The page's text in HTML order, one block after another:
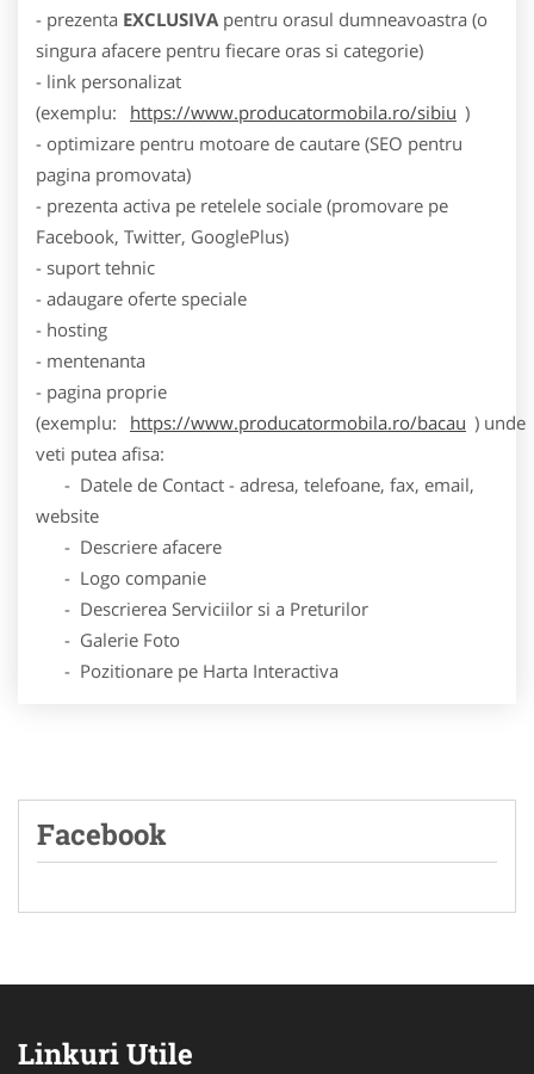
- prezenta EXCLUSIVA pentru orasul dumneavoastra (o
singura afacere pentru fiecare oras si categorie)
- link personalizat
(exemplu:
https://www.producatormobila.ro/sibiu )
- optimizare pentru motoare de cautare (SEO pentru
pagina promovata)
- prezenta activa pe retelele sociale (promovare pe
Facebook, Twitter, GooglePlus)
- suport tehnic
- adaugare oferte speciale
- hosting
- mentenanta
- pagina proprie
(exemplu:
https://www.producatormobila.ro/bacau ) unde
veti putea afisa:
- Datele de Contact - adresa, telefoane, fax, email,
website
- Descriere afacere
- Logo companie
- Descrierea Serviciilor si a Preturilor
- Galerie Foto
- Pozitionare pe Harta Interactiva
Facebook
Linkuri Utile